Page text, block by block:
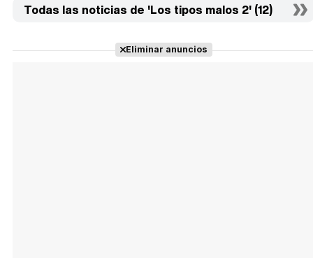
Todas las noticias de 'Los tipos malos 2' (12)
Eliminar anuncios